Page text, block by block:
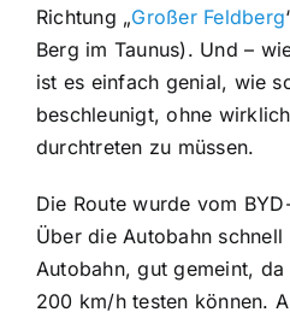
Richtung „Großer Feldberg
Berg im Taunus). Und –
ist es einfach genial, wie
beschleunigt, ohne
durchtreten zu müssen.
Die Route wurde vom
Über die Autobahn schnell
Autobahn, gut gemeint, da
200 km/h testen können.